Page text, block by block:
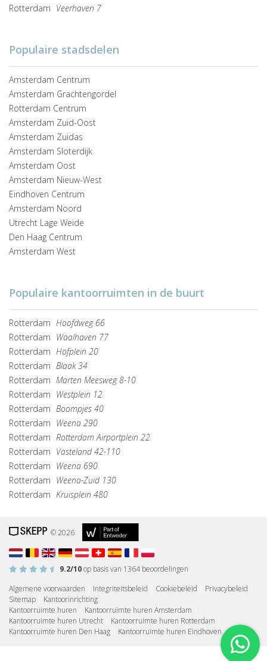
Rotterdam Veerhaven 7
Populaire stadsdelen
Amsterdam Centrum
Amsterdam Grachtengordel
Rotterdam Centrum
Amsterdam Zuid-Oost
Amsterdam Zuidas
Amsterdam Sloterdijk
Amsterdam Oost
Amsterdam Nieuw-West
Eindhoven Centrum
Amsterdam Noord
Utrecht Lage Weide
Den Haag Centrum
Amsterdam West
Populaire kantoorruimten in de buurt
Rotterdam Hoofdweg 66
Rotterdam Waalhaven 77
Rotterdam Hofplein 20
Rotterdam Blaak 34
Rotterdam Marten Meesweg 8-10
Rotterdam Westplein 12
Rotterdam Boompjes 40
Rotterdam Weena 290
Rotterdam Rotterdam Airportplein 22
Rotterdam Vasteland 42-110
Rotterdam Weena 690
Rotterdam Weena-Zuid 130
Rotterdam Kruisplein 480
© 2026
9.2/10op basis van 1364beoordelingen
Algemene voorwaarden
Integriteitsbeleid Cookiebeleid Privacybeleid
Sitemap
Kantoorinrichting
Kantoorruimte huren
Kantoorruimte huren Amsterdam
Kantoorruimte huren Utrecht
Kantoorruimte huren Rotterdam
Kantoorruimte huren Den Haag
Kantoorruimte huren Eindhoven